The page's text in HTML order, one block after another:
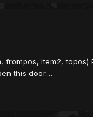
item2,
this door....